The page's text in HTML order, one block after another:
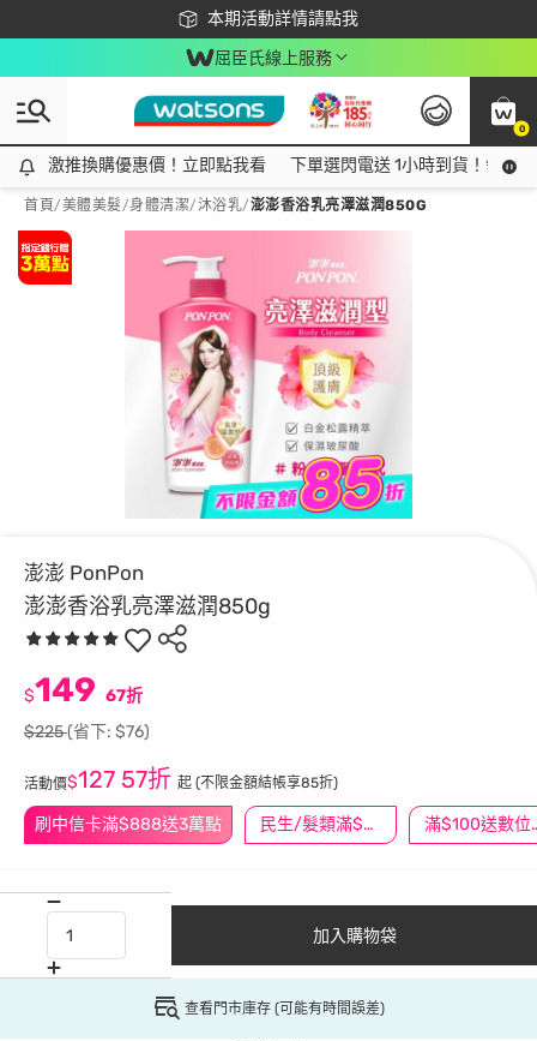
本期活動詳情請點我
下載app最高回饋$350
屈臣氏線上服務
0
激推換購優惠價！立即點我看
激推換購優惠價！立即點我看 下單選閃電送 1小時到貨！領神
首頁/美體美髮/身體清潔/沐浴乳/澎澎香浴乳亮澤滋潤850G
澎澎 PonPon
澎澎香浴乳亮澤滋潤850g
刷中信卡滿$888送3萬點 民生/髮類滿$388送舒潔冰巾 滿
$149 67折
$225(省下: $76)
活動價$127 57折 起 (不限金額結帳享85折)
加入購物袋
查看門市庫存 (可能有時間誤差)